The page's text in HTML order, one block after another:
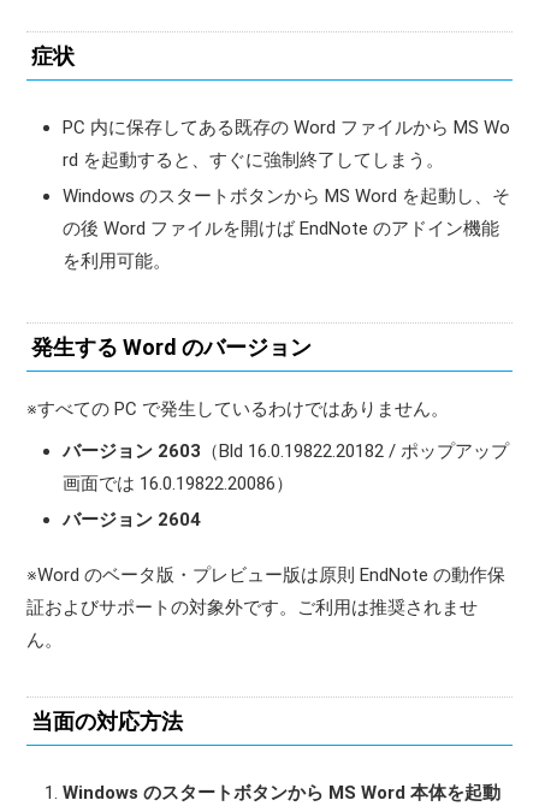
症状
PC 内に保存してある既存の Word ファイルから MS Wo
rd を起動すると、すぐに強制終了してしまう。
Windows のスタートボタンから MS Word を起動し、そ
の後 Word ファイルを開けば EndNote のアドイン機能
を利用可能。
発生する Word のバージョン
※すべての PC で発生しているわけではありません。
バージョン 2603 （Bld 16.0.19822.20182 / ポップアップ
画面では 16.0.19822.20086）
バージョン 2604
※Word のベータ版・プレビュー版は原則 EndNote の動作保
証およびサポートの対象外です。ご利用は推奨されませ
ん。
当面の対応方法
Windows のスタートボタンから MS Word 本体を起動